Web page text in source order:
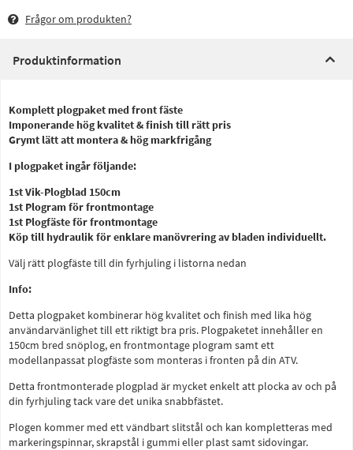
Frågor om produkten?
Produktinformation
Komplett plogpaket med front fäste
Imponerande hög kvalitet & finish till rätt pris
Grymt lätt att montera & hög markfrigång
I plogpaket ingår följande:
1st Vik-Plogblad 150cm
1st Plogram för frontmontage
1st Plogfäste för frontmontage
Köp till hydraulik för enklare manövrering av bladen individuellt.
Välj rätt plogfäste till din fyrhjuling i listorna nedan
Info:
Detta plogpaket kombinerar hög kvalitet och finish med lika hög
användarvänlighet till ett riktigt bra pris. Plogpaketet innehåller en
150cm bred snöplog, en frontmontage plogram samt ett
modellanpassat plogfäste som monteras i fronten på din ATV.
Detta frontmonterade plogplad är mycket enkelt att plocka av och på
din fyrhjuling tack vare det unika snabbfästet.
Plogen kommer med ett vändbart slitstål och kan kompletteras med
markeringspinnar, skrapstål i gummi eller plast samt sidovingar.